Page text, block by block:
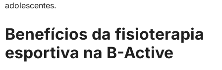
adolescentes.
Benefícios da fisioterapia
esportiva na B-Active